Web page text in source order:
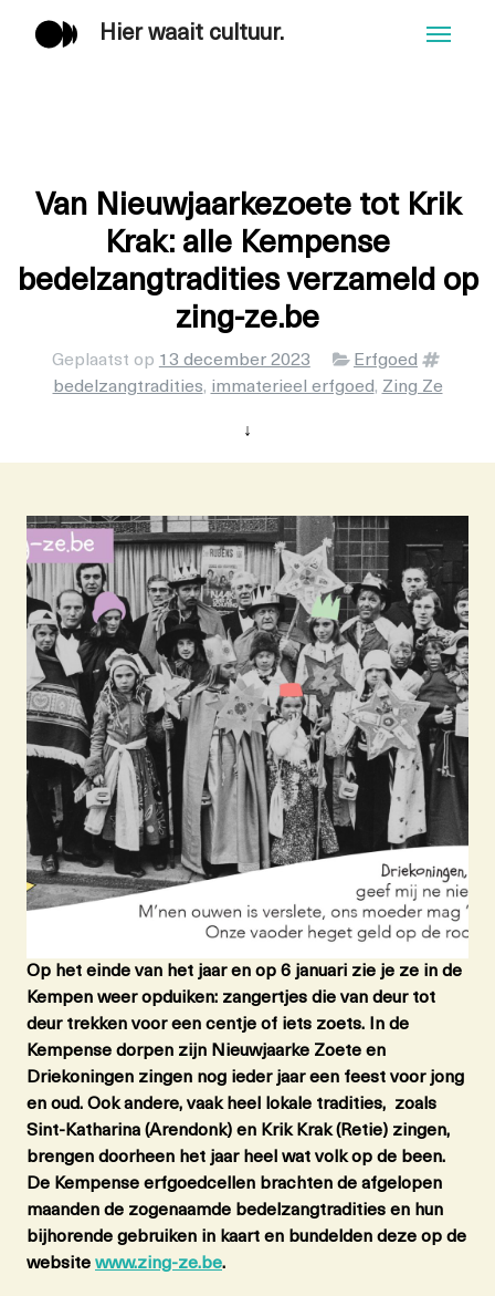
Hier waait cultuur. Menu
Van Nieuwjaarkezoete tot Krik
Krak: alle Kempense
bedelzangtradities verzameld op
zing-ze.be
Geplaatst op 13 december 2023 Categorieën
Erfgoed
bedelzangtradities, immaterieel erfgoed, Zing Ze
↓
Op het einde van het jaar en op 6 januari zie je ze in de
Kempen weer opduiken: zangertjes die van deur tot
deur trekken voor een centje of iets zoets. In de
Kempense dorpen zijn Nieuwjaarke Zoete en
Driekoningen zingen nog ieder jaar een feest voor jong
en oud. Ook andere, vaak heel lokale tradities, zoals
Sint-Katharina (Arendonk) en Krik Krak (Retie) zingen,
brengen doorheen het jaar heel wat volk op de been.
De Kempense erfgoedcellen brachten de afgelopen
maanden de zogenaamde bedelzangtradities en hun
bijhorende gebruiken in kaart en bundelden deze op de
website www.zing-ze.be.